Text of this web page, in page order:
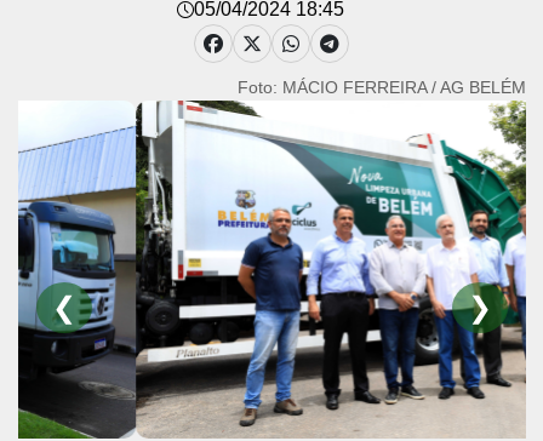
05/04/2024 18:45
Foto: MÁCIO FERREIRA / AG BELÉM
❮ ❯